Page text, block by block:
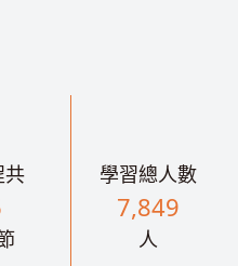
共 學習總人數
7,849
人